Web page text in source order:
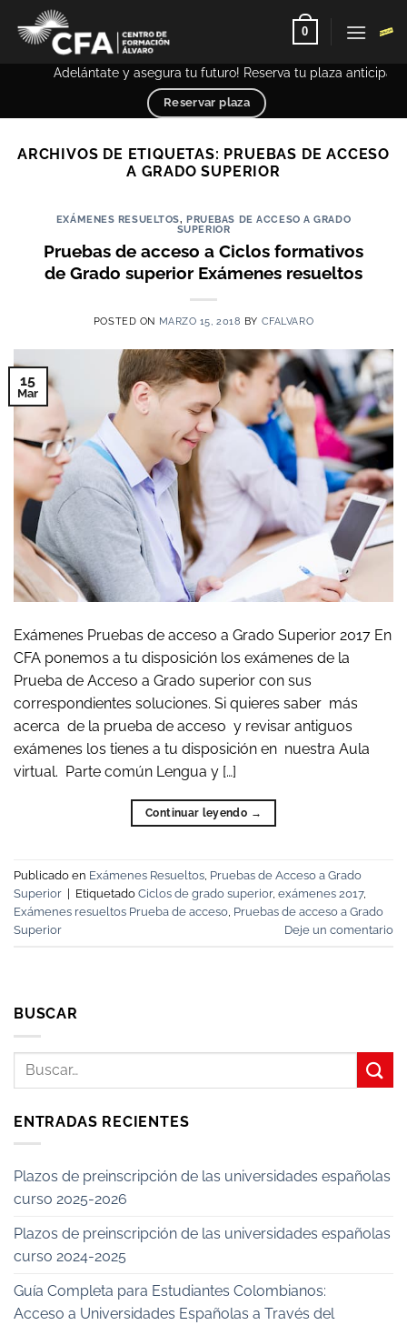
contenido
0
Adelántate y asegura tu futuro! Reserva tu plaza anticipada
Reservar plaza
ARCHIVOS DE ETIQUETAS: PRUEBAS DE ACCESO
A GRADO SUPERIOR
EXÁMENES RESUELTOS,PRUEBAS DE ACCESO A GRADO
SUPERIOR
Pruebas de acceso a Ciclos formativos
de Grado superior Exámenes resueltos
POSTED ON MARZO 15, 2018 BY CFALVARO
15
Mar
Exámenes Pruebas de acceso a Grado Superior 2017 En
CFA ponemos a tu disposición los exámenes de la
Prueba de Acceso a Grado superior con sus
correspondientes soluciones. Si quieres saber más
acerca de la prueba de acceso y revisar antiguos
exámenes los tienes a tu disposición en nuestra Aula
virtual. Parte común Lengua y […]
Continuar leyendo →
Publicado en Exámenes Resueltos Pruebas de Acceso a Grado
Superior | Etiquetado Ciclos de grado superior, exámenes 2017,
Exámenes resueltos Prueba de acceso Pruebas de acceso a Grado
Superior
Deje un comentario
BUSCAR
ENTRADAS RECIENTES
Plazos de preinscripción de las universidades españolas
curso 2025-2026
Plazos de preinscripción de las universidades españolas
curso 2024-2025
Guía Completa para Estudiantes Colombianos:
Acceso a Universidades Españolas a Través del